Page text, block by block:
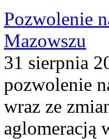
Pozwolenie
Mazowszu
31 sierpnia
pozwolenie
wraz ze
aglomeracją